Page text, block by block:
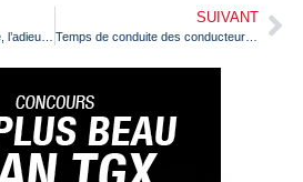
SUIVANT
Temps de conduite des conducteurs routiers : de fausses informations circulent !